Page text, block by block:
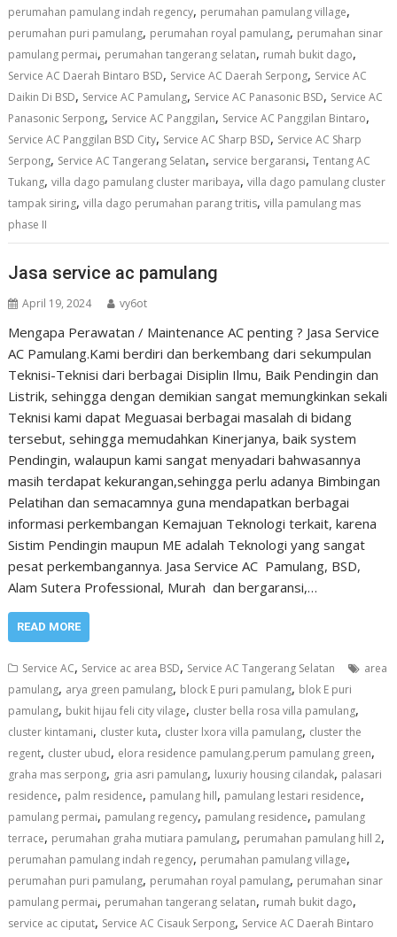
perumahan pamulang indah regency, perumahan pamulang village,
perumahan puri pamulang, perumahan royal pamulang, perumahan sinar
pamulang permai, perumahan tangerang selatan, rumah bukit dago,
Service AC Daerah Bintaro BSD, Service AC Daerah Serpong, Service AC
Daikin Di BSD, Service AC Pamulang, Service AC Panasonic BSD, Service AC
Panasonic Serpong, Service AC Panggilan, Service AC Panggilan Bintaro,
Service AC Panggilan BSD City, Service AC Sharp BSD, Service AC Sharp
Serpong, Service AC Tangerang Selatan, service bergaransi,Tentang AC
Tukang,villa dago pamulang cluster maribaya,villa dago pamulang cluster
tampak siring,villa dago perumahan parang tritis,villa pamulang mas
phase II
Jasa service ac pamulang
April 19, 2024 vy6ot
Mengapa Perawatan / Maintenance AC penting ? Jasa Service
AC Pamulang.Kami berdiri dan berkembang dari sekumpulan
Teknisi-Teknisi dari berbagai Disiplin Ilmu, Baik Pendingin dan
Listrik, sehingga dengan demikian sangat memungkinkan sekali
Teknisi kami dapat Meguasai berbagai masalah di bidang
tersebut, sehingga memudahkan Kinerjanya, baik system
Pendingin, walaupun kami sangat menyadari bahwasannya
masih terdapat kekurangan,sehingga perlu adanya Bimbingan
Pelatihan dan semacamnya guna mendapatkan berbagai
informasi perkembangan Kemajuan Teknologi terkait, karena
Sistim Pendingin maupun ME adalah Teknologi yang sangat
pesat perkembangannya. Jasa Service AC Pamulang, BSD,
Alam Sutera Professional, Murah dan bergaransi,…
READ MORE
Service AC, Service ac area BSD, Service AC Tangerang Selatan
area
pamulang, arya green pamulang, block E puri pamulang, blok E puri
pamulang, bukit hijau feli city vilage, cluster bella rosa villa pamulang,
cluster kintamani, cluster kuta, cluster lxora villa pamulang, cluster the
regent, cluster ubud, elora residence pamulang.perum pamulang green,
graha mas serpong, gria asri pamulang, luxuriy housing cilandak, palasari
residence, palm residence, pamulang hill, pamulang lestari residence,
pamulang permai, pamulang regency, pamulang residence, pamulang
terrace, perumahan graha mutiara pamulang, perumahan pamulang hill 2,
perumahan pamulang indah regency, perumahan pamulang village,
perumahan puri pamulang, perumahan royal pamulang, perumahan sinar
pamulang permai, perumahan tangerang selatan, rumah bukit dago,
service ac ciputat, Service AC Cisauk Serpong, Service AC Daerah Bintaro